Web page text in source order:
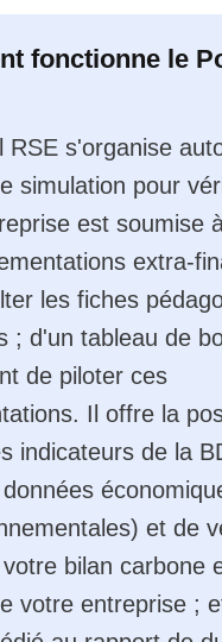
fonctionne le
RSE s'organise
simulation pour
est soumise
extra-
les fiches
; d'un tableau de
de piloter ces
Il offre la
indicateurs de la
et de
bilan carbone
votre entreprise ;